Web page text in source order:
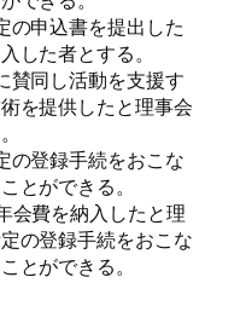
の申込書を提出した
した者とする。
賛同し活動を支援す
を提供したと理事会
の登録手続をおこな
とができる。
会費を納入したと理
の登録手続をおこな
とができる。